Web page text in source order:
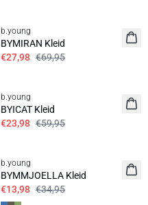
b.young
BYMIRAN Kleid
€27,98 €69,95
b.young
BYICAT Kleid
€23,98 €59,95
b.young
BYMMJOELLA Kleid
€13,98 €34,95